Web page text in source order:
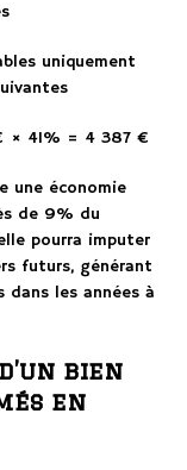
uniquement
× 41% = 4 387 €
une économie
de 9% du
pourra imputer
futurs, générant
dans les années à
bien
en